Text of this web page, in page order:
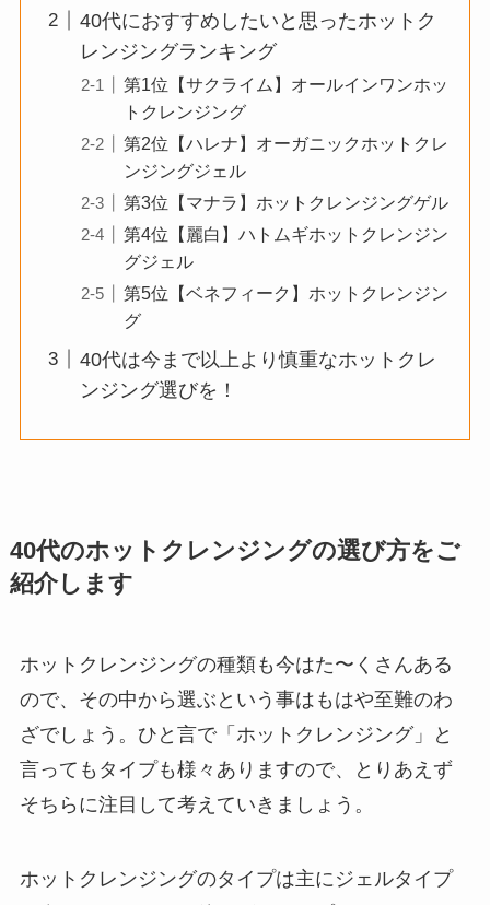
40代におすすめしたいと思ったホットク
レンジングランキング
第1位【サクライム】オールインワンホッ
トクレンジング
第2位【ハレナ】オーガニックホットクレ
ンジングジェル
第3位【マナラ】ホットクレンジングゲル
第4位【麗白】ハトムギホットクレンジン
グジェル
第5位【ベネフィーク】ホットクレンジン
グ
40代は今まで以上より慎重なホットクレ
ンジング選びを！
40代のホットクレンジングの選び方をご
紹介します
ホットクレンジングの種類も今はた〜くさんある
ので、その中から選ぶという事はもはや至難のわ
ざでしょう。ひと言で「ホットクレンジング」と
言ってもタイプも様々ありますので、とりあえず
そちらに注目して考えていきましょう。
ホットクレンジングのタイプは主にジェルタイプ